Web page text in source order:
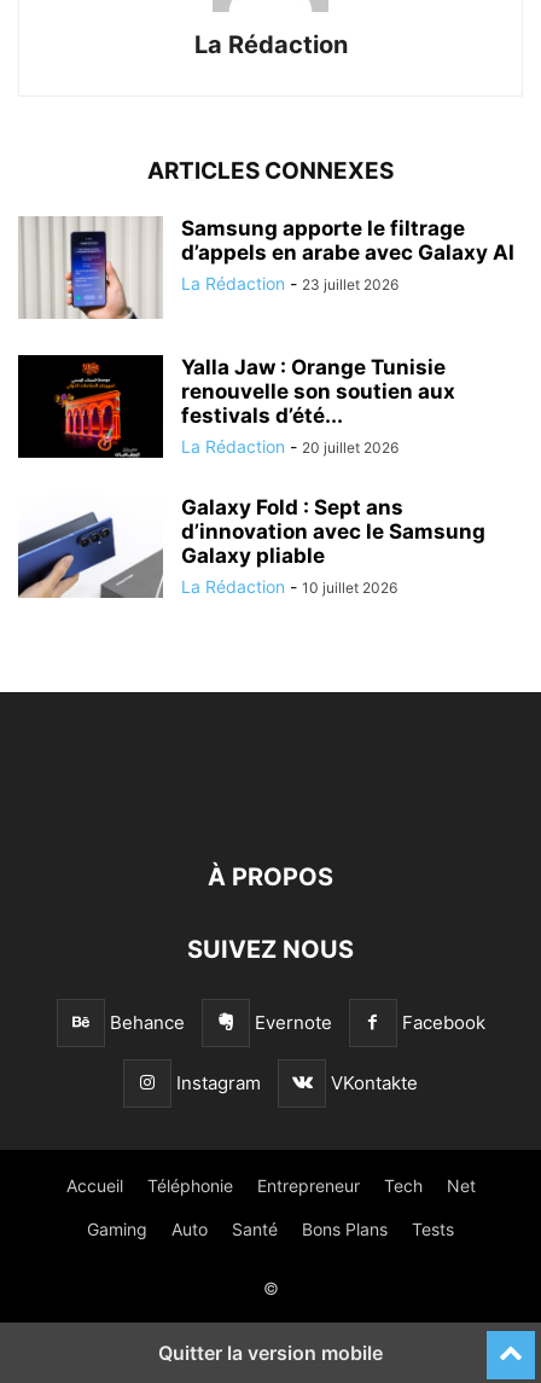
La Rédaction
ARTICLES CONNEXES
Samsung apporte le filtrage
d’appels en arabe avec Galaxy AI
La Rédaction - 23 juillet 2026
Yalla Jaw : Orange Tunisie
renouvelle son soutien aux
festivals d’été...
La Rédaction - 20 juillet 2026
Galaxy Fold : Sept ans
d’innovation avec le Samsung
Galaxy pliable
La Rédaction - 10 juillet 2026
À PROPOS
SUIVEZ NOUS
Behance Evernote Facebook
Instagram VKontakte
Accueil Téléphonie Entrepreneur Tech Net
Gaming Auto Santé Bons Plans Tests
©
Quitter la version mobile